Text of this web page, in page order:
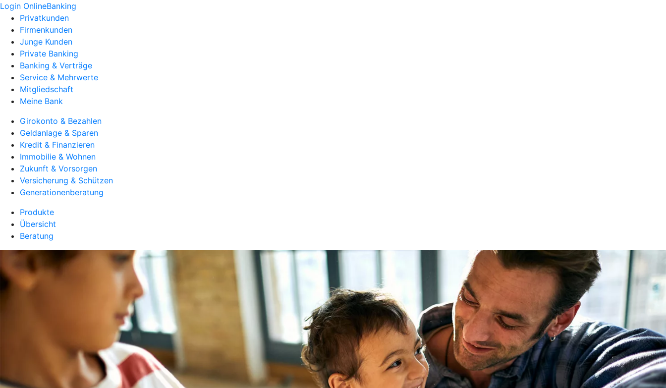
Login OnlineBanking
Privatkunden
Firmenkunden
Junge Kunden
Private Banking
Banking & Verträge
Service & Mehrwerte
Mitgliedschaft
Meine Bank
Girokonto & Bezahlen
Geldanlage & Sparen
Kredit & Finanzieren
Immobilie & Wohnen
Zukunft & Vorsorgen
Versicherung & Schützen
Generationenberatung
Produkte
Übersicht
Beratung